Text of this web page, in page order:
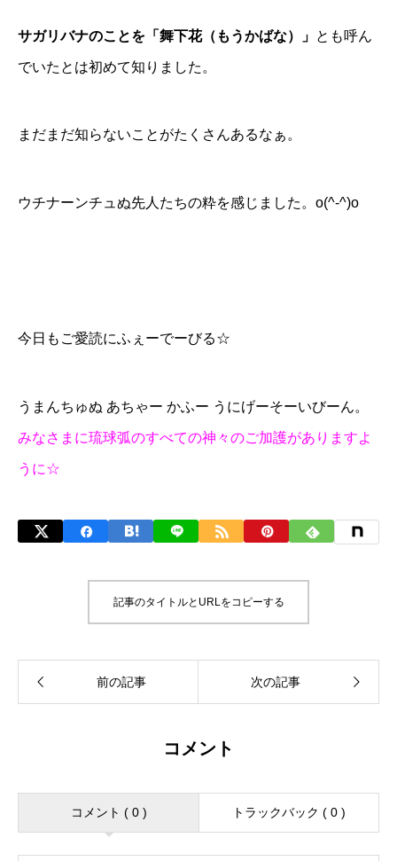
サガリバナのことを「舞下花（もうかばな）」 とも呼ん
でいたとは初めて知りました。
まだまだ知らないことがたくさんあるなぁ。
ウチナーンチュぬ先人たちの粋を感じました。o(^-^)o
今日もご愛読にふぇーでーびる☆
うまんちゅぬ あちゃー かふー うにげーそーいびーん。
みなさまに琉球弧のすべての神々のご加護がありますよ
うに☆
記事のタイトルとURLをコピーする
コメント
コメント ( 0 ) トラックバック ( 0 )